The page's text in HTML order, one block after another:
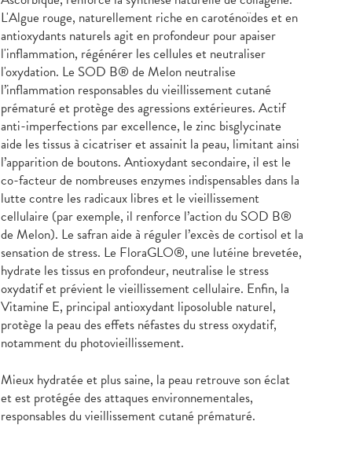
L'Algue rouge, naturellement riche en caroténoïdes et en
antioxydants naturels agit en profondeur pour apaiser
l'inflammation, régénérer les cellules et neutraliser
l'oxydation. Le SOD B® de Melon neutralise
l’inflammation responsables du vieillissement cutané
prématuré et protège des agressions extérieures. Actif
anti-imperfections par excellence, le zinc bisglycinate
aide les tissus à cicatriser et assainit la peau, limitant ainsi
l’apparition de boutons. Antioxydant secondaire, il est le
co-facteur de nombreuses enzymes indispensables dans la
lutte contre les radicaux libres et le vieillissement
cellulaire (par exemple, il renforce l’action du SOD B®
de Melon). Le safran aide à réguler l’excès de cortisol et la
sensation de stress. Le FloraGLO®, une lutéine brevetée,
hydrate les tissus en profondeur, neutralise le stress
oxydatif et prévient le vieillissement cellulaire. Enfin, la
Vitamine E, principal antioxydant liposoluble naturel,
protège la peau des effets néfastes du stress oxydatif,
notamment du photovieillissement.
Mieux hydratée et plus saine, la peau retrouve son éclat
et est protégée des attaques environnementales,
responsables du vieillissement cutané prématuré.